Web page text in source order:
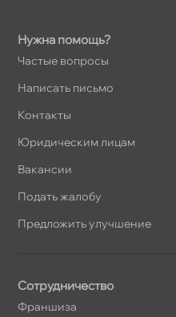
Нужна помощь?
Частые вопросы
Написать письмо
Контакты
Юридическим лицам
акансии
Подать жалобу
Предложить улучшение
Сотрудничество
Франшиза